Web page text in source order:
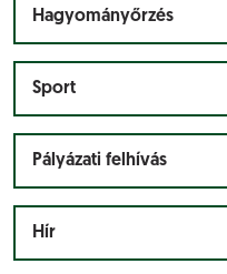
Hagyományőrzés
Sport
Pályázati felhívás
Hír